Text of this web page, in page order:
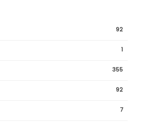
92
1
355
92
7